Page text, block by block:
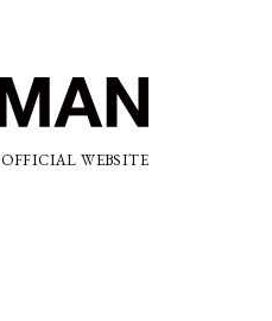
OFFICIAL WEBSITE